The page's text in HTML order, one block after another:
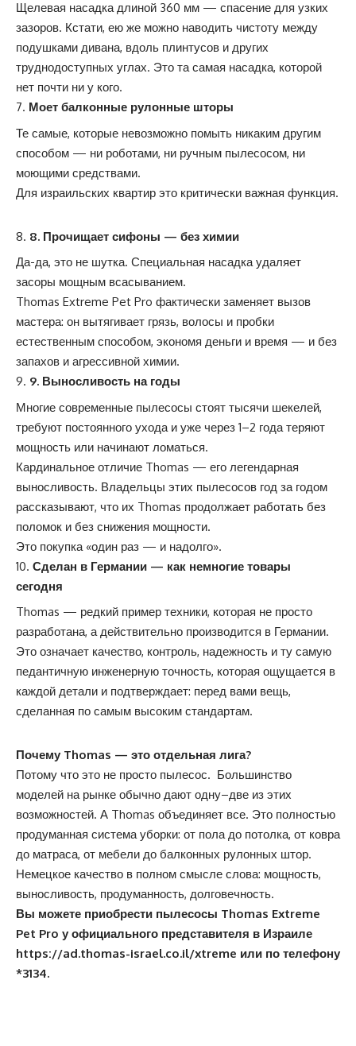
Щелевая насадка длиной 360 мм — спасение для узких
зазоров. Кстати, ею же можно наводить чистоту между
подушками дивана, вдоль плинтусов и других
труднодоступных углах. Это та самая насадка, которой
нет почти ни у кого.
Моет балконные рулонные шторы
Те самые, которые невозможно помыть никаким другим
способом — ни роботами, ни ручным пылесосом, ни
моющими средствами.
Для израильских квартир это критически важная функция.
8. Прочищает сифоны — без химии
Да-да, это не шутка. Специальная насадка удаляет
засоры мощным всасыванием.
Thomas Extreme Pet Pro фактически заменяет вызов
мастера: он вытягивает грязь, волосы и пробки
естественным способом, экономя деньги и время — и без
запахов и агрессивной химии.
9. Выносливость на годы
Многие современные пылесосы стоят тысячи шекелей,
требуют постоянного ухода и уже через 1–2 года теряют
мощность или начинают ломаться.
Кардинальное отличие Thomas — его легендарная
выносливость. Владельцы этих пылесосов год за годом
рассказывают, что их Thomas продолжает работать без
поломок и без снижения мощности.
Это покупка «один раз — и надолго».
Сделан в Германии — как немногие товары
сегодня
Thomas — редкий пример техники, которая не просто
разработана, а действительно производится в Германии.
Это означает качество, контроль, надежность и ту самую
педантичную инженерную точность, которая ощущается в
каждой детали и подтверждает: перед вами вещь,
сделанная по самым высоким стандартам.
Почему Thomas — это отдельная лига?
Потому что это не просто пылесос. Большинство
моделей на рынке обычно дают одну–две из этих
возможностей. А Thomas объединяет все. Это полностью
продуманная система уборки: от пола до потолка, от ковра
до матраса, от мебели до балконных рулонных штор.
Немецкое качество в полном смысле слова: мощность,
выносливость, продуманность, долговечность.
Вы можете приобрести пылесосы Thomas Extreme
Pet Pro у официального представителя в Израиле
https://ad.thomas-israel.co.il/xtreme или по телефону
*3134.